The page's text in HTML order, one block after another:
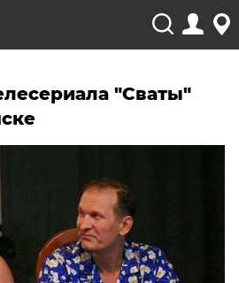
"Сваты"